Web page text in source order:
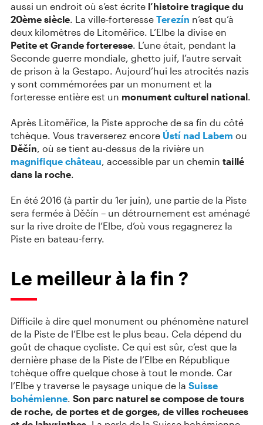
aussi un endroit où s’est écrite l’histoire tragique du
20ème siècle. La ville-forteresse Terezín n’est qu’à
deux kilomètres de Litoměřice. L’Elbe la divise en
Petite et Grande forteresse. L’une était, pendant la
Seconde guerre mondiale, ghetto juif, l’autre servait
de prison à la Gestapo. Aujourd’hui les atrocités nazis
y sont commémorées par un monument et la
forteresse entière est un monument culturel national.
Après Litoměřice, la Piste approche de sa fin du côté
tchèque. Vous traverserez encore Ústí nad Labem ou
Děčín, où se tient au-dessus de la rivière un
magnifique château, accessible par un chemin taillé
dans la roche.
En été 2016 (à partir du 1er juin), une partie de la Piste
sera fermée à Děčín – un détrournement est aménagé
sur la rive droite de l’Elbe, d’où vous regagnerez la
Piste en bateau-ferry.
Le meilleur à la fin ?
Difficile à dire quel monument ou phénomène naturel
de la Piste de l’Elbe est le plus beau. Cela dépend du
goût de chaque cycliste. Ce qui est sûr, c’est que la
dernière phase de la Piste de l’Elbe en République
tchèque offre quelque chose à tout le monde. Car
l’Elbe y traverse le paysage unique de la Suisse
bohémienne. Son parc naturel se compose de tours
de roche, de portes et de gorges, de villes rocheuses